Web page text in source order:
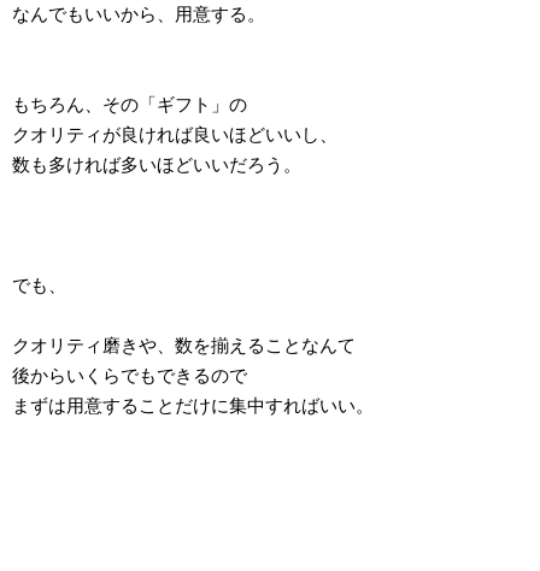
なんでもいいから、用意する。
もちろん、その「ギフト」の
クオリティが良ければ良いほどいいし、
数も多ければ多いほどいいだろう。
でも、
クオリティ磨きや、数を揃えることなんて
後からいくらでもできるので
まずは用意することだけに集中すればいい。